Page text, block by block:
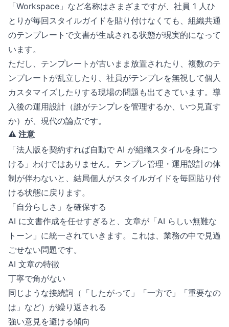
「Workspace」など名称はさまざまですが、社員 1 人ひ
とりが毎回スタイルガイドを貼り付けなくても、組織共通
のテンプレートで文書が生成される状態が現実的になって
います。
ただし、テンプレートが古いまま放置されたり、複数のテ
ンプレートが乱立したり、社員がテンプレを無視して個人
カスタマイズしたりする現場の問題も出てきています。導
入後の運用設計（誰がテンプレを管理するか、いつ見直す
か）が、現代の論点です。
⚠️ 注意
「法人版を契約すれば自動で AI が組織スタイルを身につ
ける」わけではありません。テンプレ管理・運用設計の体
制が伴わないと、結局個人がスタイルガイドを毎回貼り付
ける状態に戻ります。
「自分らしさ」を確保する
AI に文書作成を任せすぎると、文章が「AI らしい無難な
トーン」に統一されていきます。これは、業務の中で見過
ごせない問題です。
AI 文章の特徴
丁寧で角がない
同じような接続詞（「したがって」「一方で」「重要なの
は」など）が繰り返される
強い意見を避ける傾向